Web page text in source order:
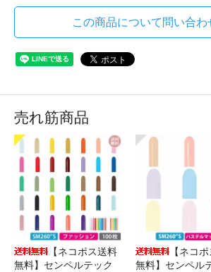
この商品について問い合わ
売れ筋商品
【ネコポス送料
無料】センペルテック
【ネコ
無料】センペル